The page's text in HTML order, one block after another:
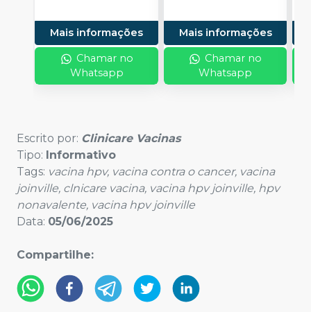
Mais informações
Chamar no
Whatsapp
Mais informações
Chamar no
Whatsapp
Escrito por: Clinicare Vacinas
Tipo: Informativo
Tags: vacina hpv, vacina contra o cancer, vacina
joinville, clnicare vacina, vacina hpv joinville, hpv
nonavalente, vacina hpv joinville
Data: 05/06/2025
Compartilhe: